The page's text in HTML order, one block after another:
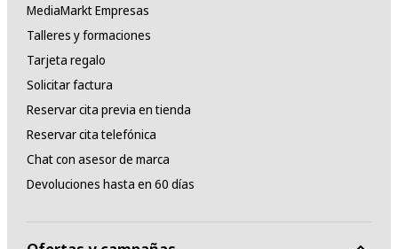
MediaMarkt Empresas
Talleres y formaciones
Tarjeta regalo
Solicitar factura
Reservar cita previa en tienda
Reservar cita telefónica
Chat con asesor de marca
Devoluciones hasta en 60 días